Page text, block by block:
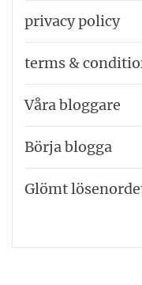
privacy policy
terms &
Våra bloggare
Börja blogga
Glömt